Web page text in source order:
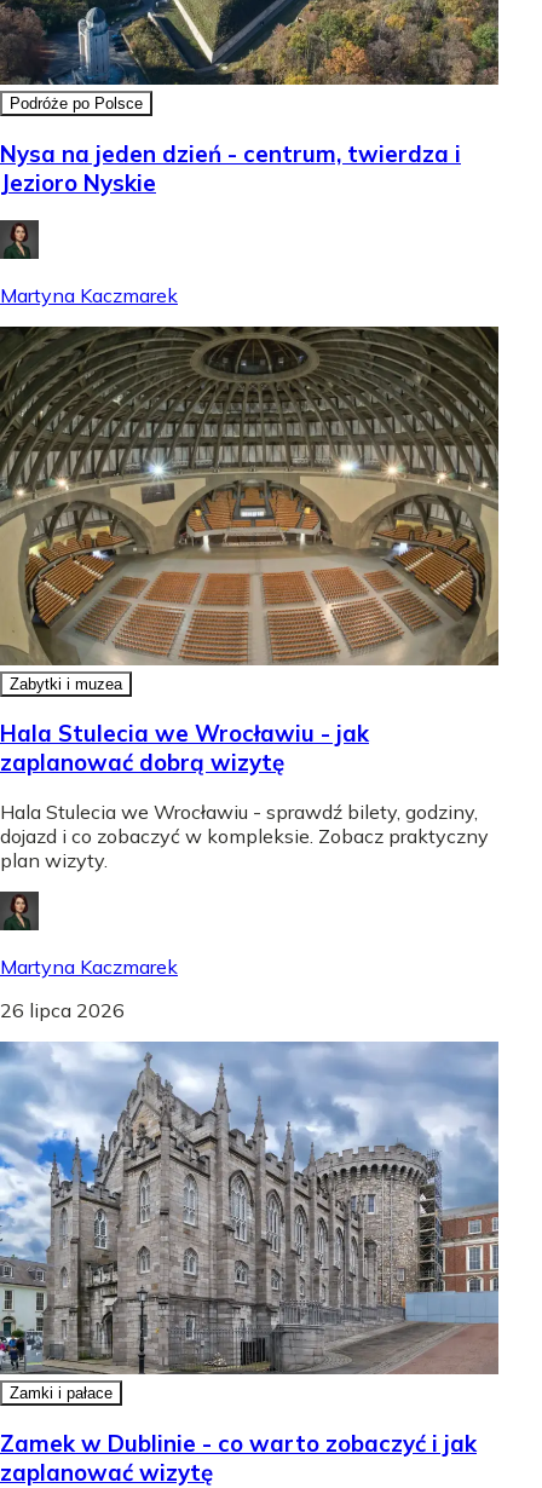
Podróże po Polsce
Nysa na jeden dzień - centrum, twierdza i
Jezioro Nyskie
Martyna Kaczmarek
Zabytki i muzea
Hala Stulecia we Wrocławiu - jak
zaplanować dobrą wizytę
Hala Stulecia we Wrocławiu - sprawdź bilety, godziny,
dojazd i co zobaczyć w kompleksie. Zobacz praktyczny
plan wizyty.
Martyna Kaczmarek
26 lipca 2026
Zamki i pałace
Zamek w Dublinie - co warto zobaczyć i jak
zaplanować wizytę